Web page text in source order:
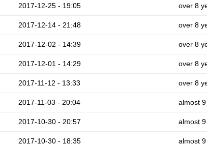
2017-12-25 - 19:05 over 8
2017-12-14 - 21:48 over 8
2017-12-02 - 14:39 over 8
2017-12-01 - 14:29 over 8
2017-11-12 - 13:33 over 8
2017-11-03 - 20:04 almost
2017-10-30 - 20:57 almost
2017-10-30 - 18:35 almost